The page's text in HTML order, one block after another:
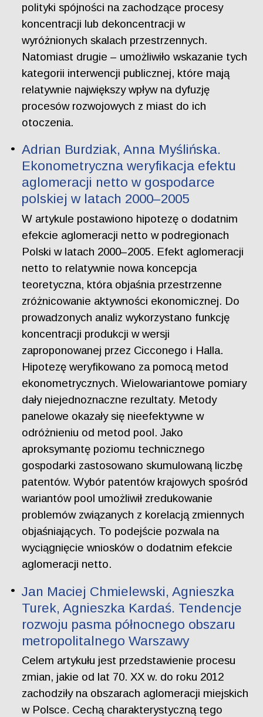
polityki spójności na zachodzące procesy
koncentracji lub dekoncentracji w
wyróżnionych skalach przestrzennych.
Natomiast drugie – umożliwiło wskazanie tych
kategorii interwencji publicznej, które mają
relatywnie największy wpływ na dyfuzję
procesów rozwojowych z miast do ich
otoczenia.
Adrian Burdziak, Anna Myślińska.
Ekonometryczna weryfikacja efektu
aglomeracji netto w gospodarce
polskiej w latach 2000–2005
W artykule postawiono hipotezę o dodatnim
efekcie aglomeracji netto w podregionach
Polski w latach 2000–2005. Efekt aglomeracji
netto to relatywnie nowa koncepcja
teoretyczna, która objaśnia przestrzenne
zróżnicowanie aktywności ekonomicznej. Do
prowadzonych analiz wykorzystano funkcję
koncentracji produkcji w wersji
zaproponowanej przez Cicconego i Halla.
Hipotezę weryfikowano za pomocą metod
ekonometrycznych. Wielowariantowe pomiary
dały niejednoznaczne rezultaty. Metody
panelowe okazały się nieefektywne w
odróżnieniu od metod pool. Jako
aproksymantę poziomu technicznego
gospodarki zastosowano skumulowaną liczbę
patentów. Wybór patentów krajowych spośród
wariantów pool umożliwił zredukowanie
problemów związanych z korelacją zmiennych
objaśniających. To podejście pozwala na
wyciągnięcie wniosków o dodatnim efekcie
aglomeracji netto.
Jan Maciej Chmielewski, Agnieszka
Turek, Agnieszka Kardaś. Tendencje
rozwoju pasma północnego obszaru
metropolitalnego Warszawy
Celem artykułu jest przedstawienie procesu
zmian, jakie od lat 70. XX w. do roku 2012
zachodziły na obszarach aglomeracji miejskich
w Polsce. Cechą charakterystyczną tego